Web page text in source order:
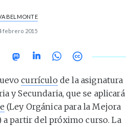
BELMONTE
febrero 2015
currículo de la asignatura
y Secundaria, que se aplicará
(Ley Orgánica para la Mejora
a partir del próximo curso. La